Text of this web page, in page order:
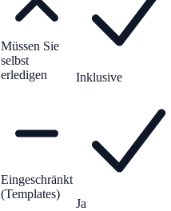
Müssen Sie
selbst
erledigen
Inklusive
Eingeschränkt
(Templates)
Ja